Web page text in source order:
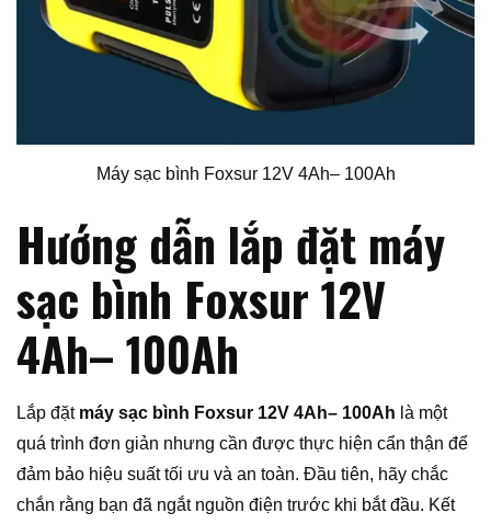
Máy sạc bình Foxsur 12V 4Ah– 100Ah
Hướng dẫn lắp đặt máy
sạc bình Foxsur 12V
4Ah– 100Ah
Lắp đặt máy sạc bình Foxsur 12V 4Ah– 100Ah là một
quá trình đơn giản nhưng cần được thực hiện cẩn thận để
đảm bảo hiệu suất tối ưu và an toàn. Đầu tiên, hãy chắc
chắn rằng bạn đã ngắt nguồn điện trước khi bắt đầu. Kết